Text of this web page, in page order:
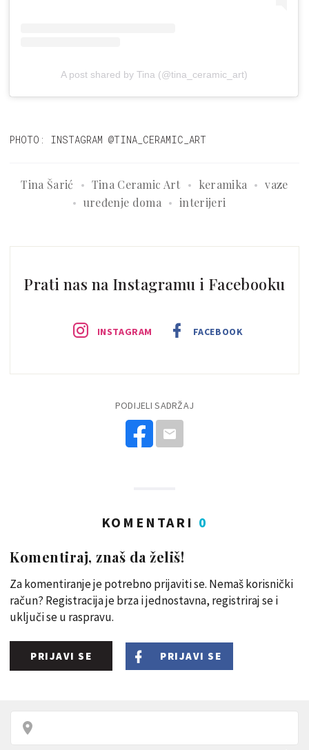
A post shared by Tina (@tina_ceramic_art)
PHOTO: INSTAGRAM @TINA_CERAMIC_ART
Tina Šarić Tina Ceramic Art keramika
vaze
uređenje doma
interijeri
Prati nas na Instagramu i Facebooku
INSTAGRAM FACEBOOK
PODIJELI SADRŽAJ
KOMENTARI 0
Komentiraj, znaš da želiš!
Za komentiranje je potrebno prijaviti se. Nemaš korisnički
račun? Registracija je brza i jednostavna, registriraj se i
uključi se u raspravu.
PRIJAVI SE PRIJAVI SE